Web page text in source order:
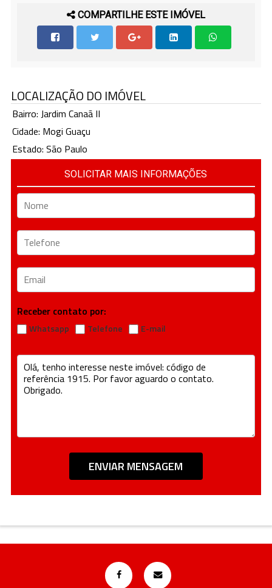
COMPARTILHE ESTE IMÓVEL
LOCALIZAÇÃO DO IMÓVEL
Bairro: Jardim Canaã II
Cidade: Mogi Guaçu
Estado: São Paulo
SOLICITAR MAIS INFORMAÇÕES
Receber contato por:
Whatsapp Telefone E-mail